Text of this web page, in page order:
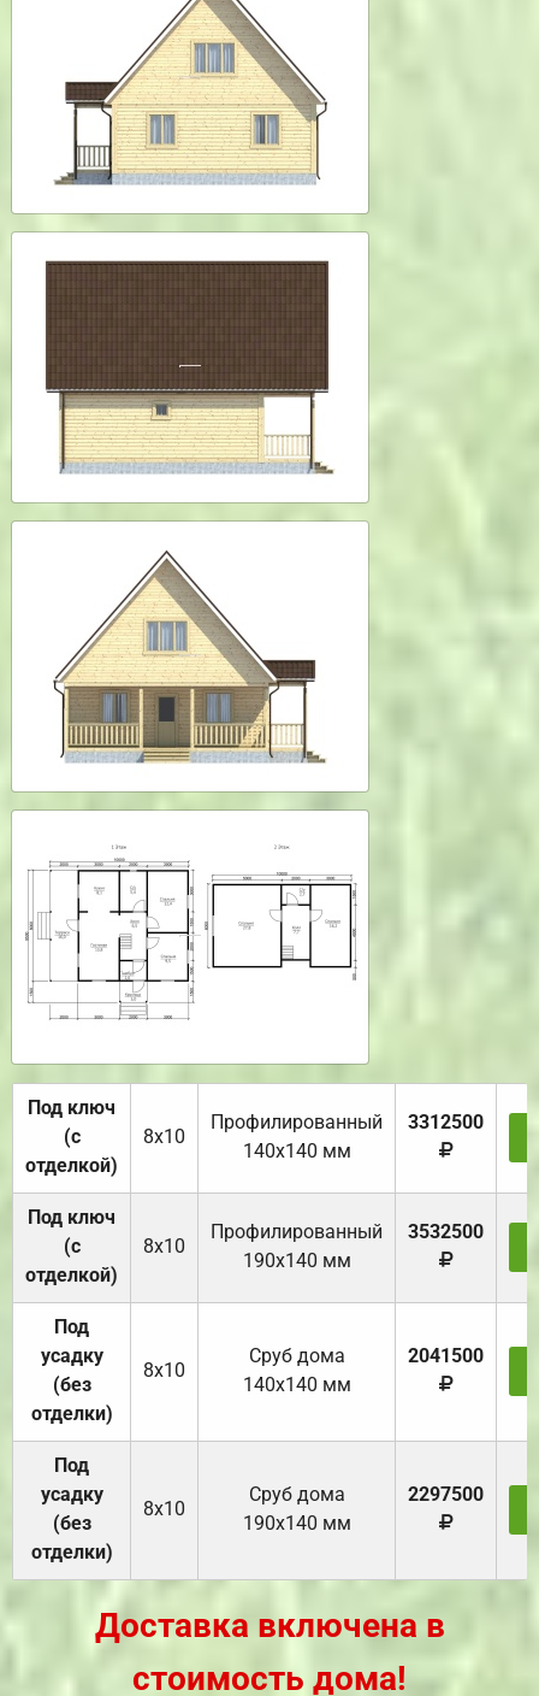
Под ключ
(с
отделкой)
8х10
Профилированный
140х140 мм
3312500
Под ключ
(с
отделкой)
8х10
Профилированный
190х140 мм
3532500
Под
усадку
(без
отделки)
8х10
Cруб дома
140х140 мм
2041500
Под
усадку
(без
отделки)
8х10
Cруб дома
190х140 мм
2297500
Доставка включена в
стоимость дома!